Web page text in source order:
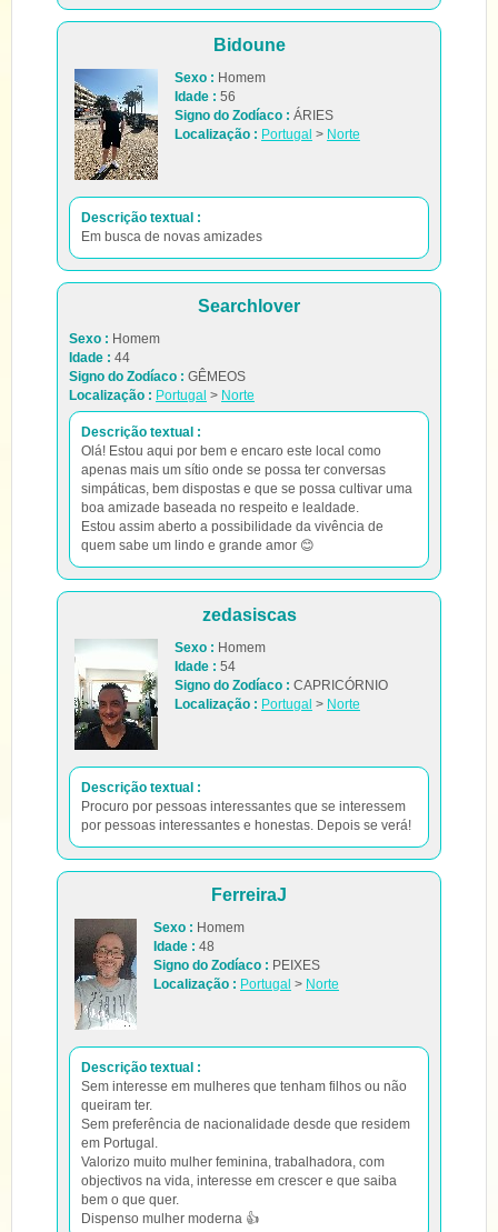
Bidoune
Sexo : Homem
Idade : 56
Signo do Zodíaco : ÁRIES
Localização : Portugal > Norte
Descrição textual :
Em busca de novas amizades
Searchlover
Sexo : Homem
Idade : 44
Signo do Zodíaco : GÊMEOS
Localização : Portugal > Norte
Descrição textual :
Olá! Estou aqui por bem e encaro este local como
apenas mais um sítio onde se possa ter conversas
simpáticas, bem dispostas e que se possa cultivar uma
boa amizade baseada no respeito e lealdade.
Estou assim aberto a possibilidade da vivência de
quem sabe um lindo e grande amor 😊
zedasiscas
Sexo : Homem
Idade : 54
Signo do Zodíaco : CAPRICÓRNIO
Localização : Portugal > Norte
Descrição textual :
Procuro por pessoas interessantes que se interessem
por pessoas interessantes e honestas. Depois se verá!
FerreiraJ
Sexo : Homem
Idade : 48
Signo do Zodíaco : PEIXES
Localização : Portugal > Norte
Descrição textual :
Sem interesse em mulheres que tenham filhos ou não
queiram ter.
Sem preferência de nacionalidade desde que residem
em Portugal.
Valorizo muito mulher feminina, trabalhadora, com
objectivos na vida, interesse em crescer e que saiba
bem o que quer.
Dispenso mulher moderna 👍